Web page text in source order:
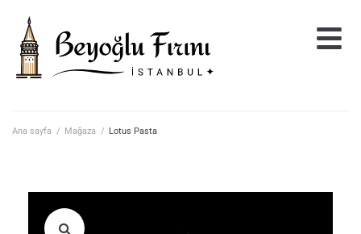
Ana sayfa / Mağaza / Lotus Pasta